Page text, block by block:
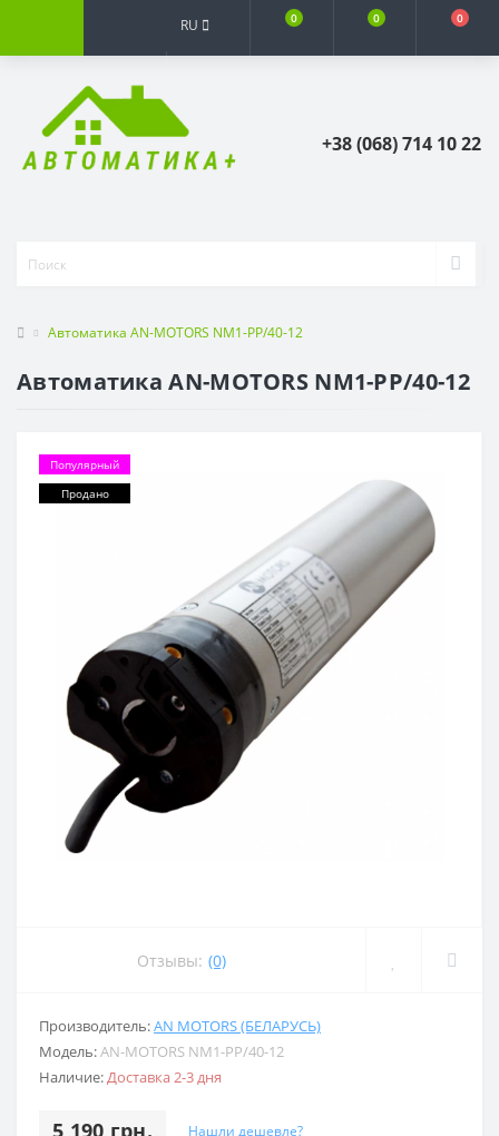
RU 0 0 0
+38 (068) 714 10 22
Автоматика AN-MOTORS NM1-PP/40-12
Автоматика AN-MOTORS NM1-PP/40-12
Популярный
Продано
Отзывы: (0)
Производитель:AN MOTORS (БЕЛАРУСЬ)
Модель:AN-MOTORS NM1-PP/40-12
Наличие:Доставка 2-3 дня
Нашли дешевле?